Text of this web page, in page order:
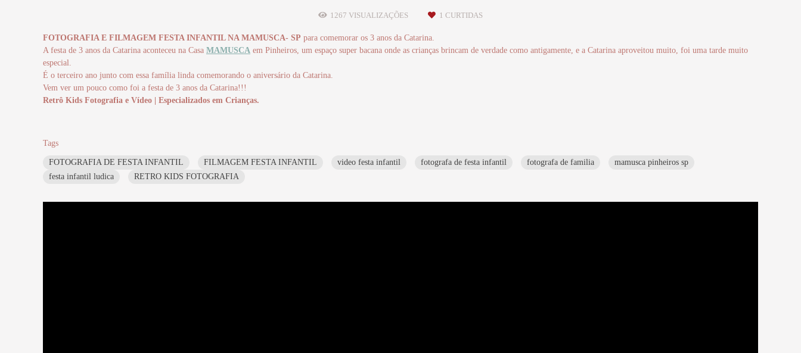
1267 VISUALIZAÇÕES 1 CURTIDAS
FOTOGRAFIA E FILMAGEM FESTA INFANTIL NA MAMUSCA- SP para comemorar os 3 anos da Catarina.
A festa de 3 anos da Catarina aconteceu na Casa MAMUSCA em Pinheiros, um espaço super bacana onde as crianças brincam de verdade como antigamente, e a Catarina aproveitou muito, foi uma tarde muito
especial.
É o terceiro ano junto com essa família linda comemorando o aniversário da Catarina.
Vem ver um pouco como foi a festa de 3 anos da Catarina!!!
Retrô Kids Fotografia e Vídeo | Especializados em Crianças.
Tags
FOTOGRAFIA DE FESTA INFANTIL FILMAGEM FESTA INFANTIL video festa infantil fotografa de festa infantil fotografa de familia
mamusca pinheiros sp
festa infantil ludica
RETRO KIDS FOTOGRAFIA